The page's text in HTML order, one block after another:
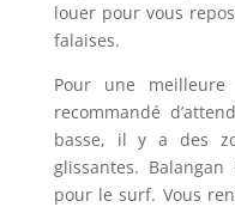
louer pour vous
falaises.
Pour une
recommandé
basse, il y a des
glissantes.
pour le surf. Vous